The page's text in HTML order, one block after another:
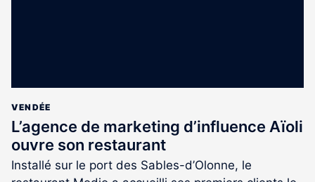
VENDÉE
L’agence de marketing d’influence Aïoli
ouvre son restaurant
Installé sur le port des Sables-d’Olonne, le